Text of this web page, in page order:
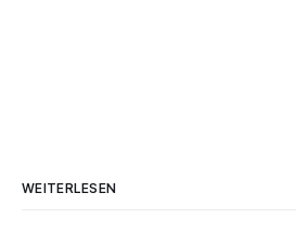
WEITERLESEN